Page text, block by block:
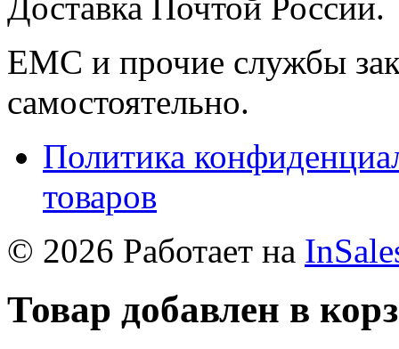
ЕМС и прочие службы
самостоятельно.
Политика
товаров
© 2026 Работает на
Товар добавлен в